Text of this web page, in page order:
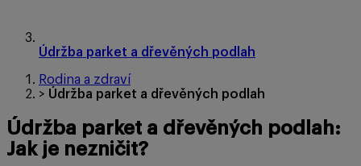
Údržba parket a dřevěných podlah
Rodina a zdraví
> Údržba parket a dřevěných podlah
Údržba parket a dřevěných podlah:
Jak je nezničit?